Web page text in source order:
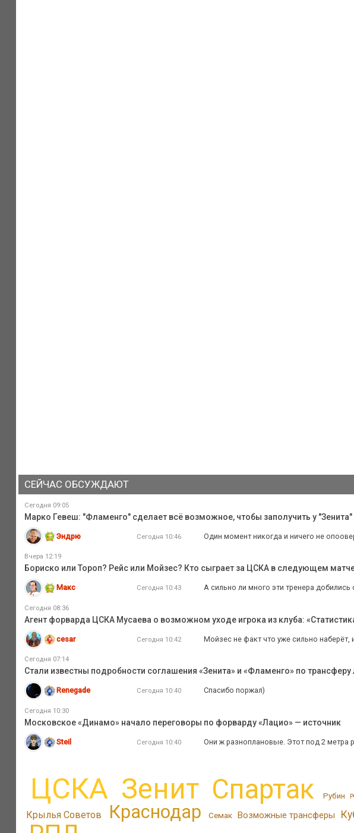
СЕЙЧАС ОБСУЖДАЮТ
Сегодня 09:05
Марко Гевеш: "Фламенго" сделает всё возможное, чтобы заполучить у "Зенита"
Эндрю Сегодня 10:46 Один момент никогда и ничего не
Вчера 12:19
Бориско или Тороп? Рейс или Мойзес? Кто сыграет за ЦСКА в следующем
Макс Сегодня 10:43 А сильно ли много эти тренера
Сегодня 08:36
Агент форварда ЦСКА Мусаева о возможном уходе игрока из клуба:
cesar Сегодня 10:42 Мойзес не факт что уже сильно наберёт,
Сегодня 07:14
Стали известны подробности соглашения «Зенита» и «Фламенго» по трансферу
Renegade Сегодня 10:40 Спасибо поржал)
Сегодня 10:30
Московское «Динамо» начало переговоры по форварду «Лацио» — источник
Steil Сегодня 10:40 Они ж разноплановые. Этот под 2 метра
ЦСКА Зенит Спартак Рубин
Крылья Советов Краснодар Семак Возможные трансферы